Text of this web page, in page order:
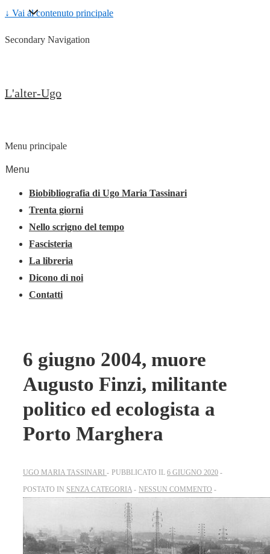
↓ Vai al contenuto principale
Secondary Navigation
L'alter-Ugo
Menu principale
Menu
Biobibliografia di Ugo Maria Tassinari
Trenta giorni
Nello scrigno del tempo
Fascisteria
La libreria
Dicono di noi
Contatti
6 giugno 2004, muore
Augusto Finzi, militante
politico ed ecologista a
Porto Marghera
UGO MARIA TASSINARI PUBBLICATO IL 6 GIUGNO 2020
POSTATO IN SENZA CATEGORIA NESSUN COMMENTO